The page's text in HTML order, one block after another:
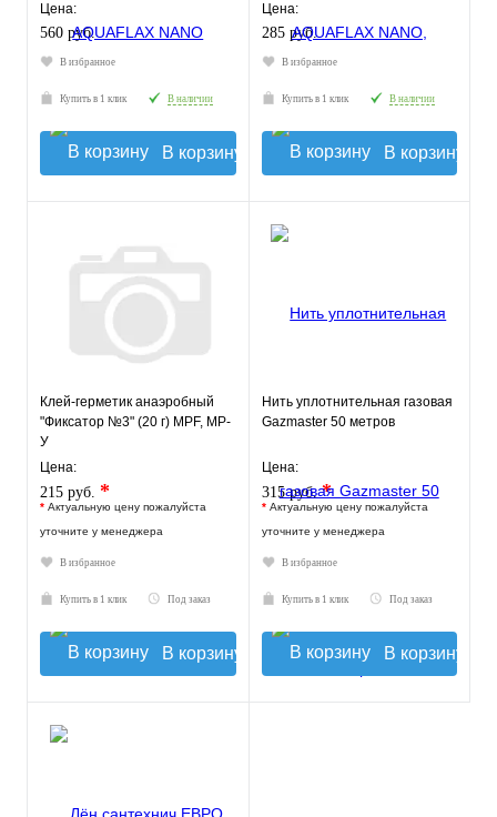
Цена:
560 руб.
В избранное
Купить в 1 клик В наличии
В корзину
Цена:
285 руб.
В избранное
Купить в 1 клик В наличии
В корзину
Клей-герметик анаэробный
"Фиксатор №3" (20 г) MPF, MP-
У
Цена:
215 руб. *
* Актуальную цену пожалуйста
уточните у менеджера
В избранное
Купить в 1 клик Под заказ
В корзину
Нить уплотнительная газовая
Gazmaster 50 метров
Цена:
315 руб.*
* Актуальную цену пожалуйста
уточните у менеджера
В избранное
Купить в 1 клик Под заказ
В корзину